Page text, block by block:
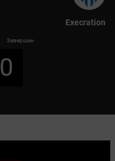
Завершен
0
Execration